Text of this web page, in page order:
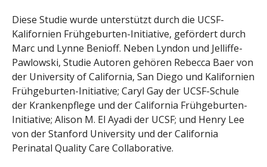
Diese Studie wurde unterstützt durch die UCSF-
Kalifornien Frühgeburten-Initiative, gefördert durch
Marc und Lynne Benioff. Neben Lyndon und Jelliffe-
Pawlowski, Studie Autoren gehören Rebecca Baer von
der University of California, San Diego und Kalifornien
Frühgeburten-Initiative; Caryl Gay der UCSF-Schule
der Krankenpflege und der California Frühgeburten-
Initiative; Alison M. El Ayadi der UCSF; und Henry Lee
von der Stanford University und der California
Perinatal Quality Care Collaborative.